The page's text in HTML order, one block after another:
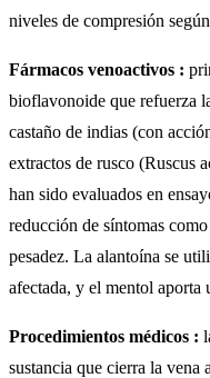
niveles de compresión
Fármacos venoactivos :
bioflavonoide que refuerza
castaño de indias (con
extractos de rusco (Ruscus
han sido evaluados en
reducción de síntomas
pesadez. La alantoína se
afectada, y el mentol aporta
Procedimientos médicos :
sustancia que cierra la vena